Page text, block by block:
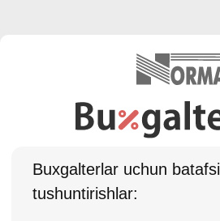
Buхgalterlar uchun batafsil
tushuntirishlar: